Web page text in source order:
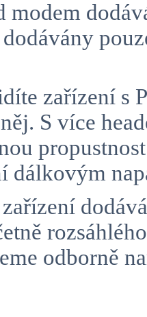
modem
zařízení s
S více
dálkovým
odborně